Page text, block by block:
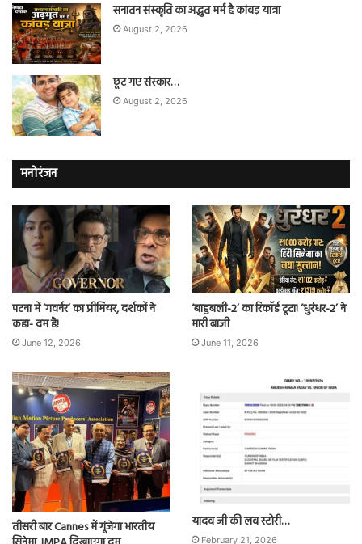
सनातन संस्कृति का अद्भुत मर्म है कांवड़ यात्रा
August 2, 2026
छूट गए संस्कार…
August 2, 2026
मनोरंजन
पटना में ‘गवर्नर’ का प्रीमियर, दर्शकों ने
कहा- दम है!
June 12, 2026
‘बाहुबली-2’ का रिकॉर्ड टूटा! ‘धुरंधर-2’ ने
मारी बाजी
June 11, 2026
तीसरी बार Cannes में गूंजेगा भारतीय
यादव जी की लव स्टोरी…
February 21, 2026